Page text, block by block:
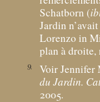
Schatborn (
Jardin
Lorenzo in
plan à droite,
9 Voir
du Jardin.
2005.